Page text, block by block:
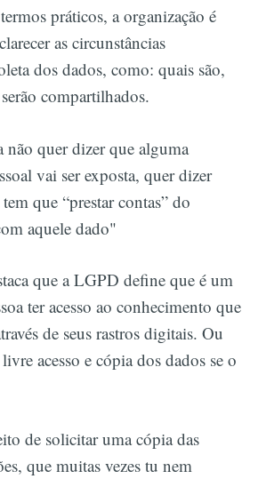
práticos, a organização é
as circunstâncias
dos dados, como: quais são,
compartilhados.
não quer dizer que alguma
vai ser exposta, quer dizer
que “prestar contas” do
aquele dado"
que a LGPD define que é um
ter acesso ao conhecimento que
de seus rastros digitais. Ou
acesso e cópia dos dados se o
de solicitar uma cópia das
que muitas vezes tu nem